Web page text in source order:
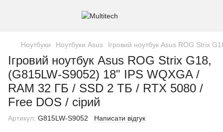
Ноутбуки Ноутбуки Asus Ігровий ноутбук Asus ROG Strix
Ігровий ноутбук Asus ROG Strix G18,
(G815LW-S9052) 18" IPS WQXGA /
RAM 32 ГБ / SSD 2 ТБ / RTX 5080 /
Free DOS / сірий
Артикул: G815LW-S9052 Написати відгук